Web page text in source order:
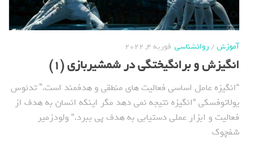
آموزش/روانشناسی فوریه 4, 2022
انگیزش و برانگیختگی در شمشیربازی (1)
“انگیزه عامل اساسی فعالیت های منطقی و هدفمند است.” تدئوس
یولاتوفسکی “انگیزه نتیجه نمی دهد مگر اینکه انسان به هدف از
فعالیت و ابزار عملی دستیابی به هدف پی ببرد.“ ولودزمیر
شفچوک